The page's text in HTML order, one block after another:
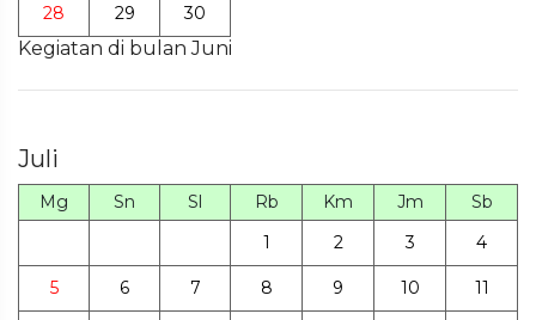
28 29 30
Kegiatan di bulan Juni
Juli
Mg Sn Sl Rb Km Jm
Sb
1
2 3 4
5 6 7 8 9 10 11